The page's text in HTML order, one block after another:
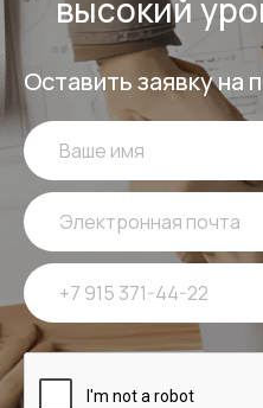
высокий
Оставить заявку на